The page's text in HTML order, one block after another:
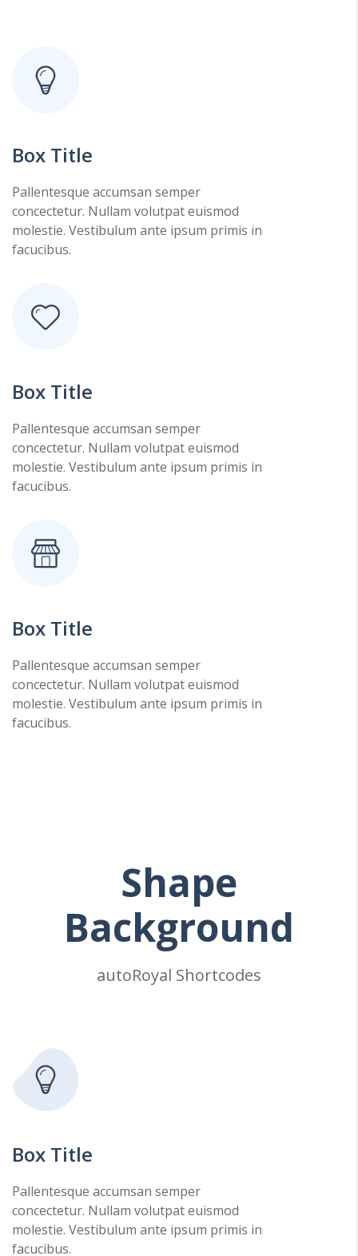
Box Title
Pallentesque accumsan semper
concectetur. Nullam volutpat euismod
molestie. Vestibulum ante ipsum primis in
facucibus.
Box Title
Pallentesque accumsan semper
concectetur. Nullam volutpat euismod
molestie. Vestibulum ante ipsum primis in
facucibus.
Box Title
Pallentesque accumsan semper
concectetur. Nullam volutpat euismod
molestie. Vestibulum ante ipsum primis in
facucibus.
Shape
Background
autoRoyal Shortcodes
Box Title
Pallentesque accumsan semper
concectetur. Nullam volutpat euismod
molestie. Vestibulum ante ipsum primis in
facucibus.